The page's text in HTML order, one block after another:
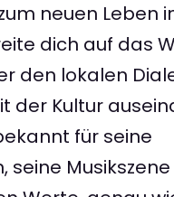
neuen Leben
dich auf das
den lokalen
der Kultur
für seine
seine